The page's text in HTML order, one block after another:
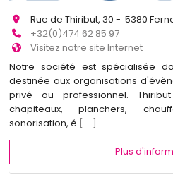
Rue de Thiribut, 30 - 5380
+32(0)474 62 85 97
Visitez notre site Internet
Notre société est spécialisée
destinée aux organisations
privé ou professionnel.
chapiteaux, planchers,
sonorisation, é [...]
Plus